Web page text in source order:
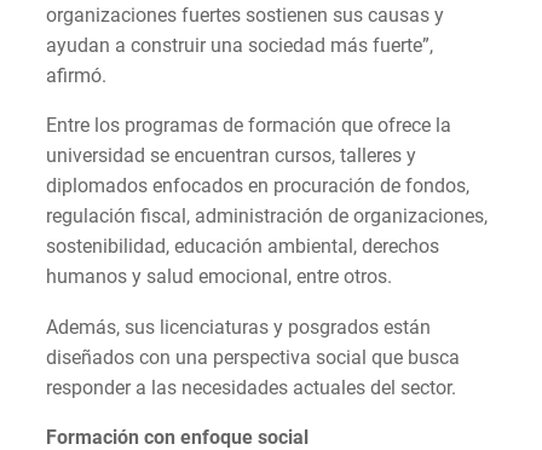
organizaciones fuertes sostienen sus causas y
ayudan a construir una sociedad más fuerte”,
afirmó.
Entre los programas de formación que ofrece la
universidad se encuentran cursos, talleres y
diplomados enfocados en procuración de fondos,
regulación fiscal, administración de organizaciones,
sostenibilidad, educación ambiental, derechos
humanos y salud emocional, entre otros.
Además, sus licenciaturas y posgrados están
diseñados con una perspectiva social que busca
responder a las necesidades actuales del sector.
Formación con enfoque social